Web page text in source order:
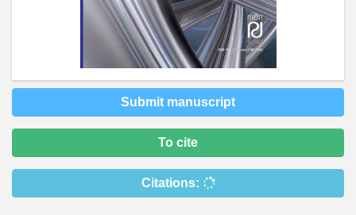
Submit manuscript
To cite
Citations: